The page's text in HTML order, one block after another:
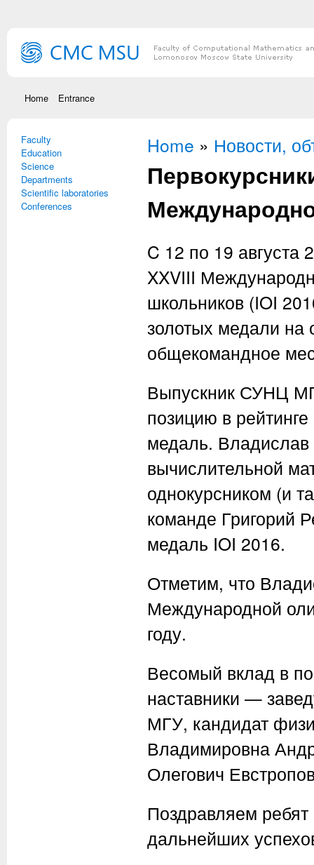
Home Entrance
Faculty
Education
Science
Departments
Scientific laboratories
Conferences
You are here
Home » Новости,
C 12 по 19 августа
XXVIII
школьников (IOI
золотых медали на
общекомандное
Выпускник СУНЦ
позицию в
медаль. Владислав
вычислительной
однокурсником (и
команде Григорий
медаль IOI 2016.
Отметим, что
Международной
году.
Весомый вклад в
наставники —
МГУ, кандидат
Владимировна
Олегович
Поздравляем
дальнейших